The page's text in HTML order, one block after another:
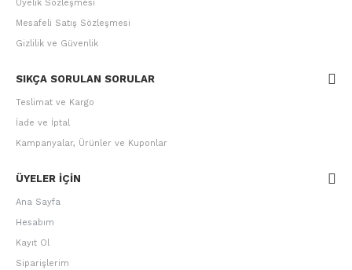
Üyelik Sözleşmesi
Mesafeli Satış Sözleşmesi
Gizlilik ve Güvenlik
SIKÇA SORULAN SORULAR
Teslimat ve Kargo
İade ve İptal
Kampanyalar, Ürünler ve Kuponlar
ÜYELER IÇIN
Ana Sayfa
Hesabım
Kayıt Ol
Siparişlerim